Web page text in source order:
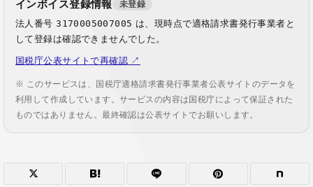
インボイス登録情報 未登録
法人番号3170005007005 は、現時点で適格請求書発行事業者と
して登録は確認できませんでした。
国税庁公表サイトで再確認 ↗
※ このサービスは、国税庁適格請求書発行事業者公表サイトのデータを
利用して作成しています。サービスの内容は国税庁によって保証された
ものではありません。最終確認は公表サイトでお願いします。